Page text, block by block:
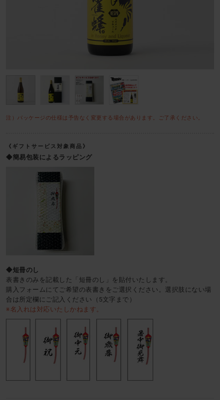
注）パッケージの仕様は予告なく変更する場合があります。ご了承ください。
《ギフトサービス対象商品》
◆簡易包装によるラッピング
◆短冊のし
表書きのみを記載した「短冊のし」を貼付いたします。
購入フォームにてご希望の表書きをご選択ください。選択肢にない場
合は所定欄にご記入ください（5文字まで）
※名入れは対応いたしかねます。